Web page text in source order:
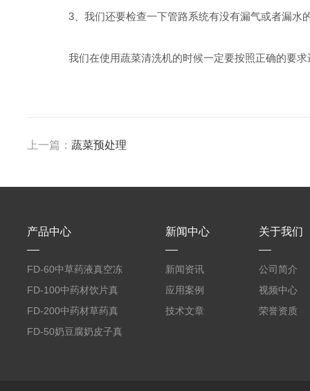
3、我们还要检查一下管路系统有没有漏气或者漏水
我们在使用蔬菜清洗机的时候一定要按照正确的要求
上一篇： 蔬菜预处理
产品中心
FD-60中草药液真空冻
干机
FD-100中药材饮片真
空冻干机
FD-200中药材草药真
空冻干机
FD-50奶豆腐奶皮子真
新闻中心
新闻资讯
应用案例
技术文章
关于我们
公司简介
视频中心
荣誉资质